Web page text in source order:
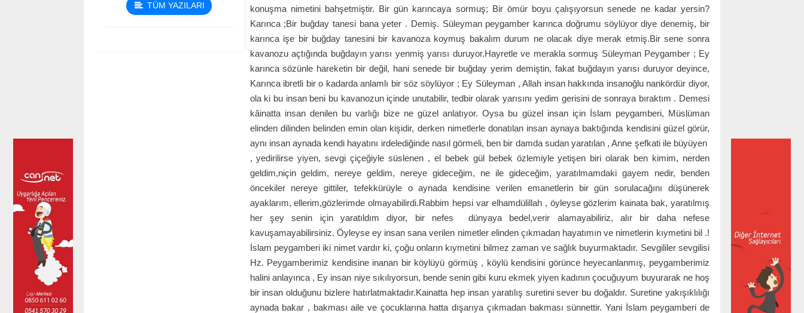
TÜM YAZILARI
konuşma nimetini bahşetmiştir. Bir gün karıncaya sormuş; Bir ömür boyu çalışıyorsun senede ne kadar yersin?
Karınca ;Bir buğday tanesi bana yeter . Demiş. Süleyman peygamber karınca doğrumu söylüyor diye denemiş, bir
karınca işe bir buğday tanesini bir kavanoza koymuş bakalım durum ne olacak diye merak etmiş.Bir sene sonra
kavanozu açtığında buğdayın yarısı yenmiş yarısı duruyor.Hayretle ve merakla sormuş Süleyman Peygamber ; Ey
karınca sözünle hareketin bir değil, hani senede bir buğday yerim demiştin, fakat buğdayın yarısı duruyor deyince,
Karınca ibretli bir o kadarda anlamlı bir söz söylüyor ; Ey Süleyman , Allah insan hakkında insanoğlu nankördür diyor,
ola ki bu insan beni bu kavanozun içinde unutabilir, tedbir olarak yarısını yedim gerisini de sonraya bıraktım . Demesi
kâinatta insan denilen bu varlığı bize ne güzel anlatıyor. Oysa bu güzel insan için İslam peygamberi, Müslüman
elinden dilinden belinden emin olan kişidir, derken nimetlerle donatılan insan aynaya baktığında kendisini güzel görür,
aynı insan aynada kendi hayatını irdelediğinde nasıl görmeli, ben bir damda sudan yaratılan , Anne şefkati ile büyüyen
, yedirilirse yiyen, sevgi çiçeğiyle süslenen , el bebek gül bebek özlemiyle yetişen biri olarak ben kimim, nerden
geldim,niçin geldim, nereye geldim, nereye gideceğim, ne ile gideceğim, yaratılmamdaki gayem nedir, benden
öncekiler nereye gittiler, tefekkürüyle o aynada kendisine verilen emanetlerin bir gün sorulacağını düşünerek
ayaklarım, ellerim,gözlerimde olmayabilirdi.Rabbim hepsi var elhamdülillah , öyleyse gözlerim kainata bak, yaratılmış
her şey senin için yaratıldım diyor, bir nefes dünyaya bedel,verir alamayabiliriz, alır bir daha nefese
kavuşamayabilirsiniz. Öyleyse ey insan sana verilen nimetler elinden çıkmadan hayatımın ve nimetlerin kıymetini bil .!
İslam peygamberi iki nimet vardır ki, çoğu onların kıymetini bilmez zaman ve sağlık buyurmaktadır. Sevgililer sevgilisi
Hz. Peygamberimiz kendisine inanan bir köylüyü görmüş , köylü kendisini görünce heyecanlanmış, peygamberimiz
halini anlayınca , Ey insan niye sıkılıyorsun, bende senin gibi kuru ekmek yiyen kadının çocuğuyum buyurarak ne hoş
bir insan olduğunu bizlere hatırlatmaktadır.Kainatta hep insan yaratılış suretini sever bu doğaldır. Suretine yakışıklılığı
aynada bakar , bakması aile ve çocuklarına hatta dışarıya çıkmadan bakması sünnettir. Yani İslam peygamberi de